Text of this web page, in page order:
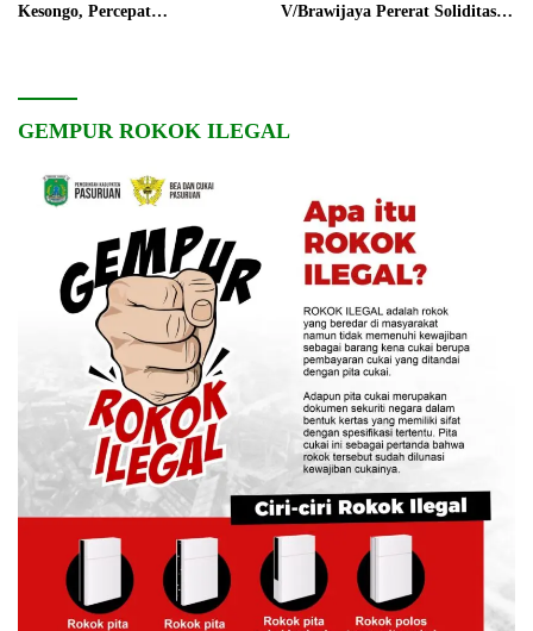
Kesongo, Percepat
V/Brawijaya Pererat Soliditas
GEMPUR ROKOK ILEGAL